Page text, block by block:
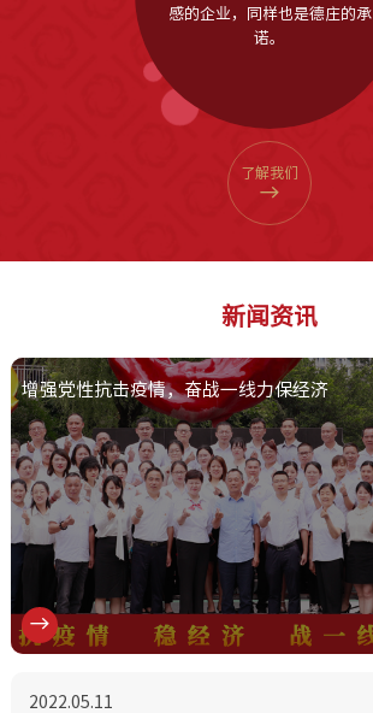
感的企业，同样也是德庄的承
诺。
了解我们
新闻资讯
增强党性抗击疫情，奋战一线力保经济
2022.05.11